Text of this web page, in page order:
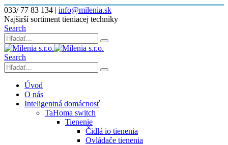
033/ 77 83 134 | info@milenia.sk
Najširší sortiment tieniacej techniky
Search
Search
Úvod
O nás
Inteligentná domácnosť
TaHoma switch
Tienenie
Čidlá io tienenia
Ovládače tienenia